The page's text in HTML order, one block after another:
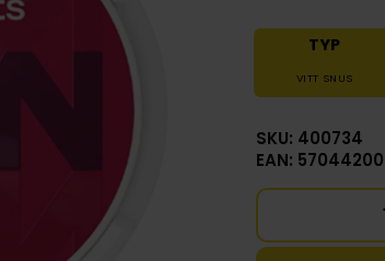
TYP
VITT SNUS
SKU: 400734
EAN: